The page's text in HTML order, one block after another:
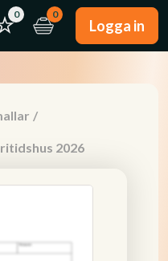
0 0
Logga in
/
2026